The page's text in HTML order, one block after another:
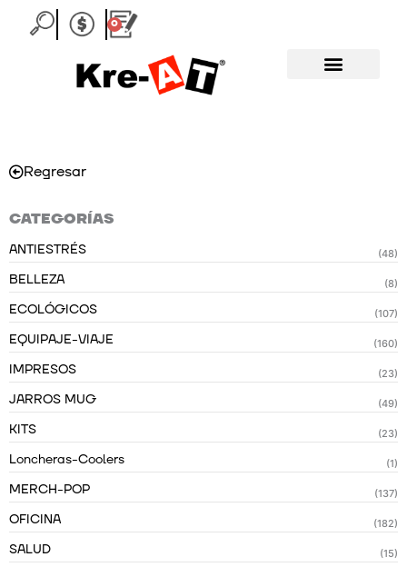
0
Carrito
Regresar
CATEGORÍAS
ANTIESTRÉS (48)
BELLEZA (8)
ECOLÓGICOS (107)
EQUIPAJE-VIAJE (160)
IMPRESOS (23)
JARROS MUG (49)
KITS (23)
Loncheras-Coolers (1)
MERCH-POP (137)
OFICINA (182)
SALUD (15)